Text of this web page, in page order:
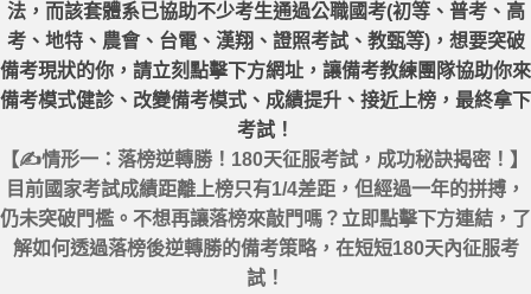
法，而該套體系已協助不少考生通過公職國考(初等、普考、高
考、地特、農會、台電、漢翔、證照考試、教甄等)，想要突破
備考現狀的你，請立刻點擊下方網址，讓備考教練團隊協助你來
備考模式健診、改變備考模式、成績提升、接近上榜，最終拿下
考試！
【✍情形一：落榜逆轉勝！180天征服考試，成功秘訣揭密！】
目前國家考試成績距離上榜只有1/4差距，但經過一年的拼搏，
仍未突破門檻。不想再讓落榜來敲門嗎？立即點擊下方連結，了
解如何透過落榜後逆轉勝的備考策略，在短短180天內征服考
試！